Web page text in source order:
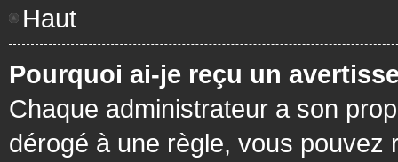
Haut
Pourquoi ai-je reçu un
Chaque administrateur a son
dérogé à une règle, vous pouvez